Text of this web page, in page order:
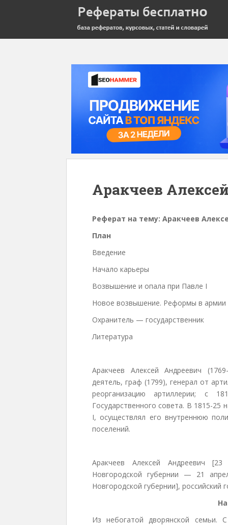
Аракчеев
Реферат на тему: Аракчеев
План
Введение
Начало карьеры
Возвышение и опала при Павле I
Новое возвышение. Реформы в армии
Охранитель — государственник
Литература
Аракчеев Алексей Андреевич
деятель, граф (1799), генерал от
реорганизацию артиллерии; с
Государственного совета. В 1815-25
I, осуществлял его внутреннюю
поселений.
Аракчеев Алексей Андреевич
Новгородской губернии — 21
Новгородской губернии], российский
Из небогатой дворянской семьи.